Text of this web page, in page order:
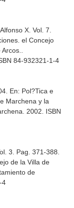
X. Vol. 7.
el Concejo
84-932321-1-4
En: Pol?Tica e
Marchena y la
2002. ISBN
3. Pag. 371-388.
de la Villa de
de
4